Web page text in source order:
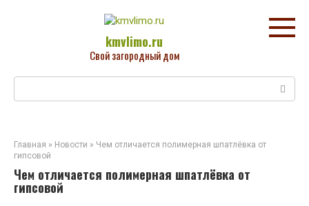
kmvlimo.ru
Свой загородный дом
Главная » Новости » Чем отличается полимерная шпатлёвка от
гипсовой
Чем отличается полимерная шпатлёвка от
гипсовой